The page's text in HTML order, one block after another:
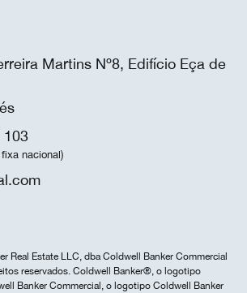
Martins Nº8, Edifício Eça de
103
nacional)
Real Estate LLC, dba Coldwell Banker Commercial
reservados. Coldwell Banker®, o logotipo
Banker Commercial, o logotipo Coldwell Banker